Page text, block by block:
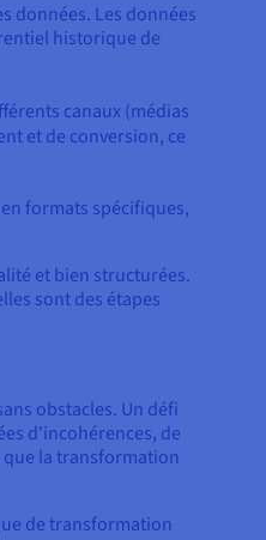
données. Les données
historique de
canaux (médias
et de conversion, ce
formats spécifiques,
et bien structurées.
sont des étapes
obstacles. Un défi
d'incohérences, de
la transformation
de transformation